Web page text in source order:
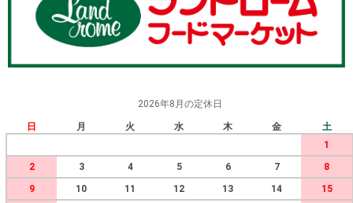
2026年8月の定休日
日 月 火 水 木 金
土
1
2
3 4 5 6 7
8
9
10 11 12 13 14
15